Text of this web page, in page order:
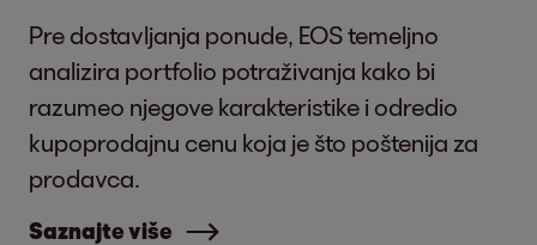
Pre dostavljanja ponude, EOS temeljno
analizira portfolio potraživanja kako bi
razumeo njegove karakteristike i odredio
kupoprodajnu cenu koja je što poštenija za
prodavca.
Saznajte više